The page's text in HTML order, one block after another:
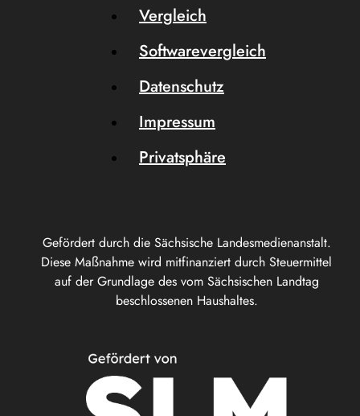
Gefördert durch die Sächsische Landesmedienanstalt.
Diese Maßnahme wird mitfinanziert durch Steuermittel
auf der Grundlage des vom Sächsischen Landtag
beschlossenen Haushaltes.
Vergleich
Softwarevergleich
Datenschutz
Impressum
Privatsphäre